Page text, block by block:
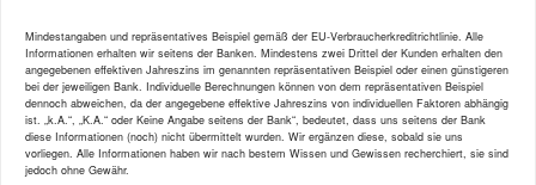
Mindestangaben und repräsentatives Beispiel gemäß der EU-Verbraucherkreditrichtlinie. Alle
Informationen erhalten wir seitens der Banken. Mindestens zwei Drittel der Kunden erhalten den
angegebenen effektiven Jahreszins im genannten repräsentativen Beispiel oder einen günstigeren
bei der jeweiligen Bank. Individuelle Berechnungen können von dem repräsentativen Beispiel
dennoch abweichen, da der angegebene effektive Jahreszins von individuellen Faktoren abhängig
ist. „k.A.“, „K.A.“ oder Keine Angabe seitens der Bank“, bedeutet, dass uns seitens der Bank
diese Informationen (noch) nicht übermittelt wurden. Wir ergänzen diese, sobald sie uns
vorliegen. Alle Informationen haben wir nach bestem Wissen und Gewissen recherchiert, sie sind
jedoch ohne Gewähr.